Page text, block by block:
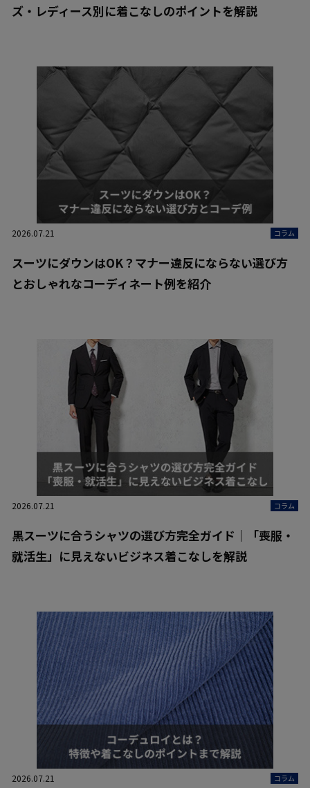
ズ・レディース別に着こなしのポイントを解説
2026.07.21 コラム
スーツにダウンはOK？マナー違反にならない選び方
とおしゃれなコーディネート例を紹介
2026.07.21 コラム
黒スーツに合うシャツの選び方完全ガイド｜「喪服・
就活生」に見えないビジネス着こなしを解説
2026.07.21 コラム